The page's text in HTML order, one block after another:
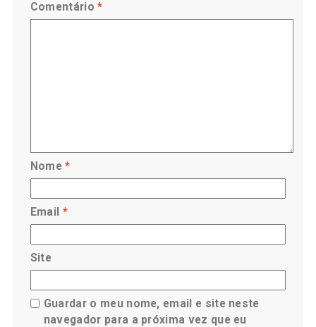
Comentário*
Nome*
Email *
Site
Guardar o meu nome, email e site neste
navegador para a próxima vez que eu